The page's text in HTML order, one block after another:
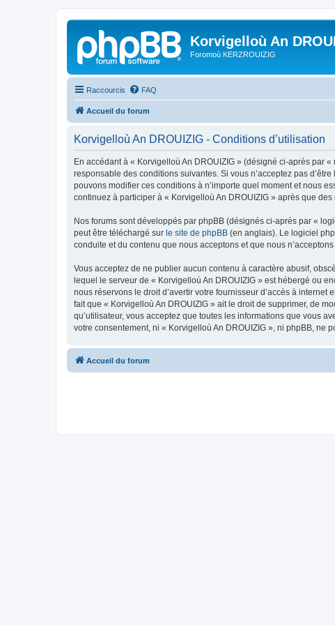
Korvigelloù An
Foromoù KERZROUIZIG
Raccourcis FAQ
Accueil du forum
Korvigelloù An DROUIZIG - Conditions d’utilisation
En accédant à « Korvigelloù An DROUIZIG » (désigné ci-après par
responsable des conditions suivantes. Si vous n’acceptez pas
pouvons modifier ces conditions à n’importe quel moment et nous
continuez à participer à « Korvigelloù An DROUIZIG » après que
Nos forums sont développés par phpBB (désignés ci-après par «
peut être téléchargé sur le site de phpBB (en anglais). Le logiciel
conduite et du contenu que nous acceptons et que nous
Vous acceptez de ne publier aucun contenu à caractère abusif,
lequel le serveur de « Korvigelloù An DROUIZIG » est hébergé ou
nous réservons le droit d’avertir votre fournisseur d’accès à
fait que « Korvigelloù An DROUIZIG » ait le droit de supprimer, de
qu’utilisateur, vous acceptez que toutes les informations que vous
votre consentement, ni « Korvigelloù An DROUIZIG », ni phpBB, ne
Accueil du forum